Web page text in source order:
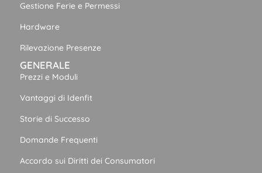
Gestione Ferie e Permessi
Hardware
Rilevazione Presenze
GENERALE
Prezzi e Moduli
Vantaggi di Idenfit
Storie di Successo
Domande Frequenti
Accordo sui Diritti dei Consumatori